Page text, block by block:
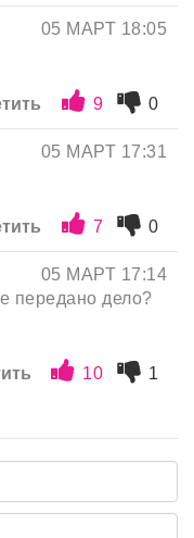
05 МАРТ 18:05
9 0
05 МАРТ 17:31
7 0
05 МАРТ 17:14
передано дело?
10
1